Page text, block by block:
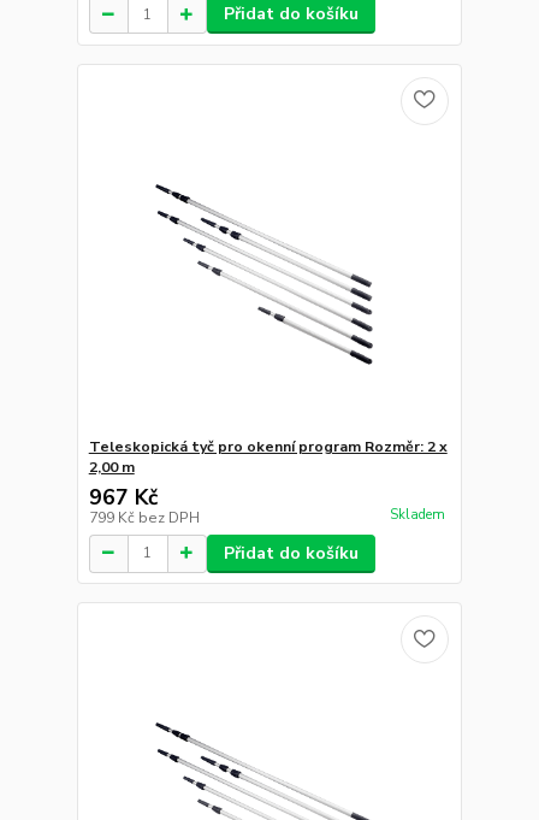
Přidat do košíku
Teleskopická tyč pro okenní program Rozměr: 2 x
2,00 m
967 Kč
799 Kč bez DPH Skladem
Přidat do košíku